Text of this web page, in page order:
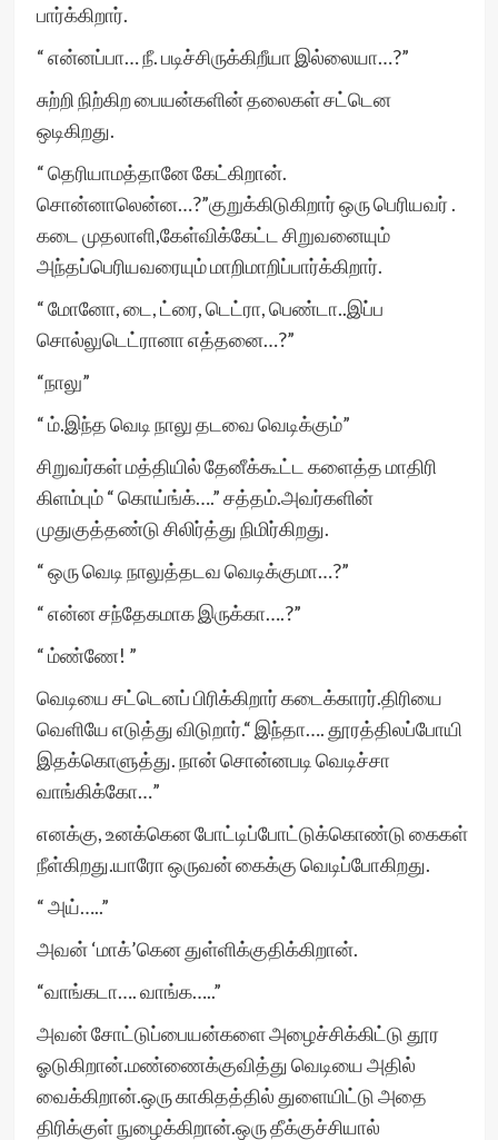
பார்க்கிறார்.
“ என்னப்பா… நீ. படிச்சிருக்கிறீயா இல்லையா…?”
சுற்றி நிற்கிற பையன்களின் தலைகள் சட்டென
ஒடிகிறது.
“ தெரியாமத்தானே கேட்கிறான்.
சொன்னாலென்ன…?”குறுக்கிடுகிறார் ஒரு பெரியவர் .
கடை முதலாளி,கேள்விக்கேட்ட சிறுவனையும்
அந்தப்பெரியவரையும் மாறிமாறிப்பார்க்கிறார்.
“ மோனோ, டை, ட்ரை, டெட்ரா, பெண்டா..இப்ப
சொல்லுடெட்ரானா எத்தனை…?”
“நாலு”
“ ம்.இந்த வெடி நாலு தடவை வெடிக்கும்”
சிறுவர்கள் மத்தியில் தேனீக்கூட்ட களைத்த மாதிரி
கிளம்பும் “ கொய்ங்க்….” சத்தம்.அவர்களின்
முதுகுத்தண்டு சிலிர்த்து நிமிர்கிறது.
“ ஒரு வெடி நாலுத்தடவ வெடிக்குமா…?”
“ என்ன சந்தேகமாக இருக்கா….?”
“ ம்ண்ணே! ”
வெடியை சட்டெனப் பிரிக்கிறார் கடைக்காரர்.திரியை
வெளியே எடுத்து விடுறார்.“ இந்தா…. தூரத்திலப்போயி
இதக்கொளுத்து. நான் சொன்னபடி வெடிச்சா
வாங்கிக்கோ…”
எனக்கு, உனக்கென போட்டிப்போட்டுக்கொண்டு கைகள்
நீள்கிறது.யாரோ ஒருவன் கைக்கு வெடிப்போகிறது.
“ அய்…..”
அவன் ‘மாக்’கென துள்ளிக்குதிக்கிறான்.
“வாங்கடா…. வாங்க…..”
அவன் சோட்டுப்பையன்களை அழைச்சிக்கிட்டு தூர
ஓடுகிறான்.மண்ணைக்குவித்து வெடியை அதில்
வைக்கிறான்.ஒரு காகிதத்தில் துளையிட்டு அதை
திரிக்குள் நுழைக்கிறான்.ஒரு தீக்குச்சியால்